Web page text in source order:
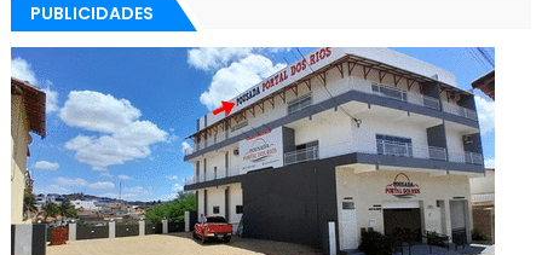
PUBLICIDADES